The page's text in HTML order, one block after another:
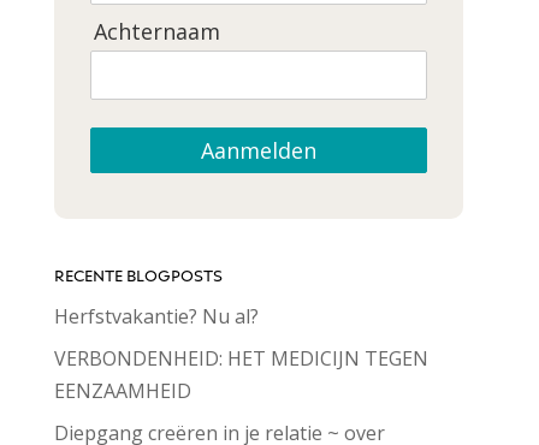
Achternaam
Aanmelden
RECENTE BLOGPOSTS
Herfstvakantie? Nu al?
VERBONDENHEID: HET MEDICIJN TEGEN
EENZAAMHEID
Diepgang creëren in je relatie ~ over